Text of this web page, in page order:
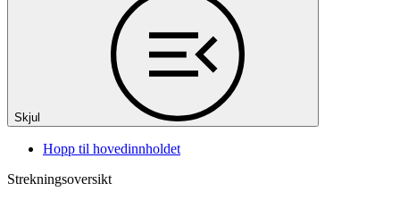
Skjul
Hopp til hovedinnholdet
Strekningsoversikt